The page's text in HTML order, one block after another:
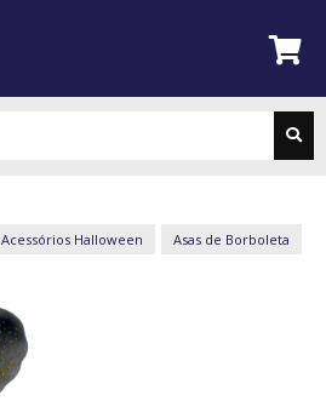
Acessórios Halloween Asas de Borboleta